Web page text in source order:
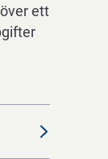
ett